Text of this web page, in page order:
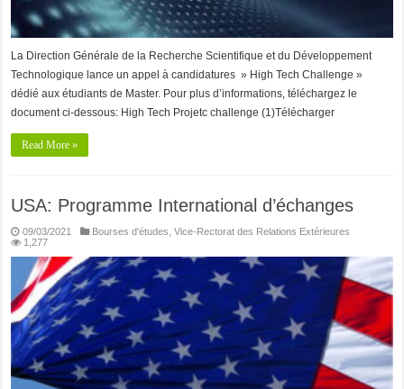
La Direction Générale de la Recherche Scientifique et du Développement
Technologique lance un appel à candidatures » High Tech Challenge »
dédié aux étudiants de Master. Pour plus d’informations, téléchargez le
document ci-dessous: High Tech Projetc challenge (1)Télécharger
Read More »
USA: Programme International d’échanges
09/03/2021 Bourses d'études ,Vice-Rectorat des Relations Extérieures
1,277